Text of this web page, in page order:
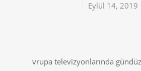
Eylül 14, 2019
vrupa televizyonlarında